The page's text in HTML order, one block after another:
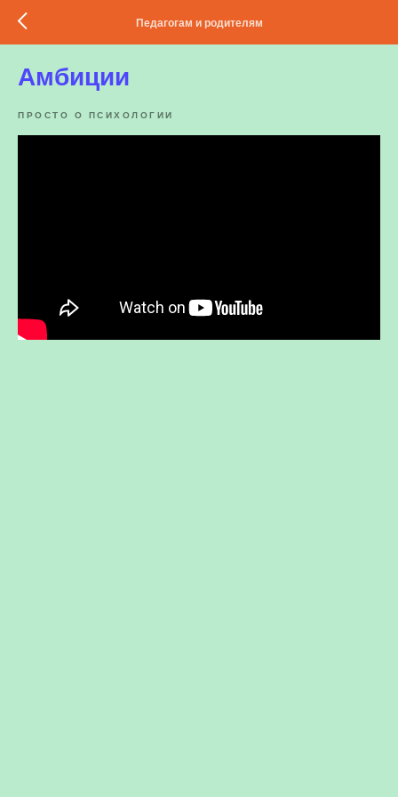
Педагогам и родителям
Амбиции
ПРОСТО О ПСИХОЛОГИИ